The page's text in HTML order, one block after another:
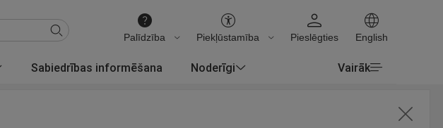
Palīdzība Piekļūstamība Pieslēgties English
Sabiedrības informēšana Noderīgi Vairāk